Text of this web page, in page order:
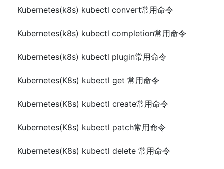
Kubernetes(k8s) kubectl convert常用命令
Kubernetes(k8s) kubectl completion常用命令
Kubernetes(k8s) kubectl plugin常用命令
Kubernetes(K8s) kubectl get 常用命令
Kubernetes(K8s) kubectl create常用命令
Kubernetes(K8s) kubectl patch常用命令
Kubernetes(K8s) kubectl delete 常用命令